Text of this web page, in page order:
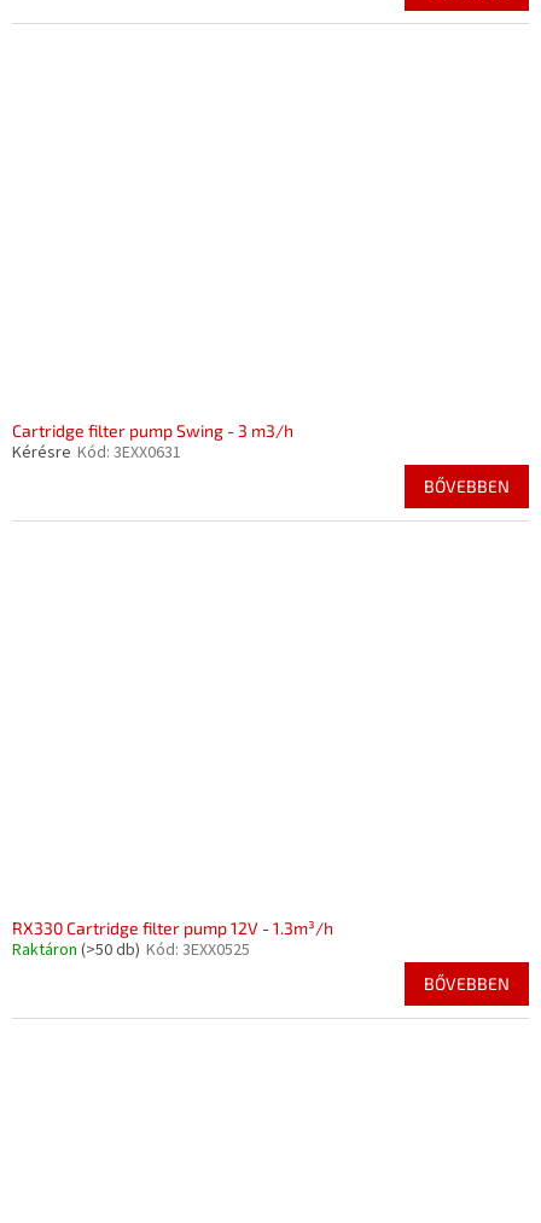
Cartridge filter pump Swing - 3 m3/h
Kérésre Kód: 3EXX0631
BŐVEBBEN
RX330 Cartridge filter pump 12V - 1.3m³/h
Raktáron (>50 db) Kód: 3EXX0525
BŐVEBBEN